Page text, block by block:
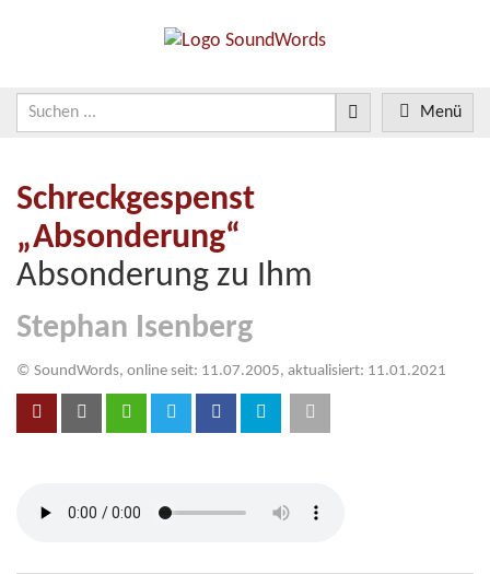
Menü
Schreckgespenst
„Absonderung“
Absonderung zu Ihm
Stephan Isenberg
© SoundWords, online seit: 11.07.2005, aktualisiert: 11.01.2021